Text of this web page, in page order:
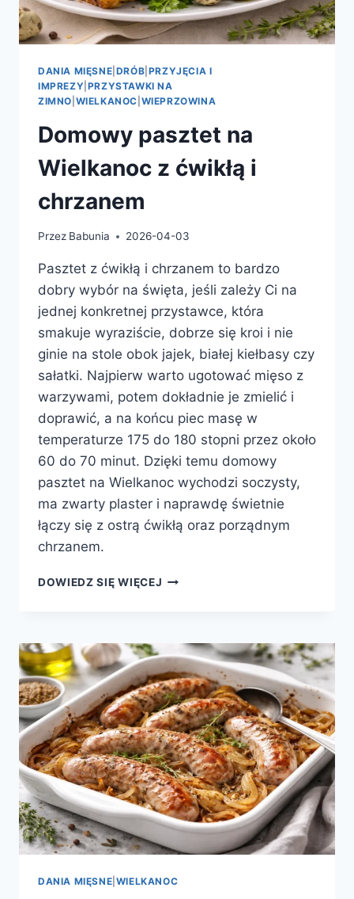
DANIA MIĘSNE DRÓB PRZYJĘCIA I
IMPREZY PRZYSTAWKI NA
ZIMNO WIELKANOC WIEPRZOWINA
Domowy pasztet na
Wielkanoc z ćwikłą i
chrzanem
Przez Babunia 2026-04-03
Pasztet z ćwikłą i chrzanem to bardzo
dobry wybór na święta, jeśli zależy Ci na
jednej konkretnej przystawce, która
smakuje wyraziście, dobrze się kroi i nie
ginie na stole obok jajek, białej kiełbasy czy
sałatki. Najpierw warto ugotować mięso z
warzywami, potem dokładnie je zmielić i
doprawić, a na końcu piec masę w
temperaturze 175 do 180 stopni przez około
60 do 70 minut. Dzięki temu domowy
pasztet na Wielkanoc wychodzi soczysty,
ma zwarty plaster i naprawdę świetnie
łączy się z ostrą ćwikłą oraz porządnym
chrzanem.
DOWIEDZ SIĘ WIĘCEJ DOMOWY
ĆWIKŁĄ
I
CHRZANEM
DANIA MIĘSNE WIELKANOC